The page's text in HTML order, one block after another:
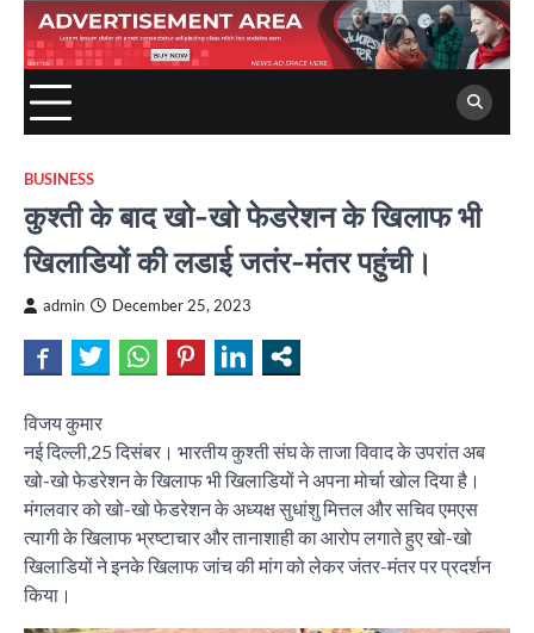
BUSINESS
कुश्ती के बाद खो-खो फेडरेशन के खिलाफ भी
खिलाडियों की लडाई जतंर-मंतर पहुंची।
admin December 25, 2023
विजय कुमार
नई दिल्ली,25 दिसंबर। भारतीय कुश्ती संघ के ताजा विवाद के उपरांत अब
खो-खो फेडरेशन के खिलाफ भी खिलाडियों ने अपना मोर्चा खोल दिया है।
मंगलवार को खो-खो फेडरेशन के अध्यक्ष सुधांशु मित्तल और सचिव एमएस
त्यागी के खिलाफ भ्रष्टाचार और तानाशाही का आरोप लगाते हुए खो-खो
खिलाडियों ने इनके खिलाफ जांच की मांग को लेकर जंतर-मंतर पर प्रदर्शन
किया।